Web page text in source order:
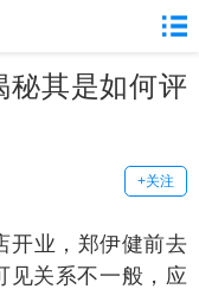
秘其是如何评
+关注
业，郑伊健前去
见关系不一般，应